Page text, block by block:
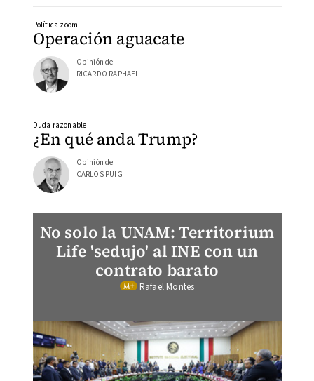
Operación aguacate
Política zoom
Opinión de
RICARDO RAPHAEL
¿En qué anda Trump?
Duda razonable
Opinión de
CARLOS PUIG
No solo la UNAM: Territorium
Life 'sedujo' al INE con un
contrato barato
Rafael Montes